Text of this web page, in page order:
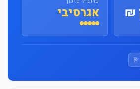
אגרסיבי
⎘